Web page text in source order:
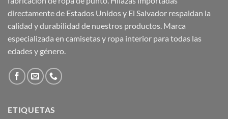
directamente de Estados Unidos y El Salvador respaldan la
calidad y durabilidad de nuestros productos. Marca
especializada en camisetas y ropa interior para todas las
edades y género.
ETIQUETAS